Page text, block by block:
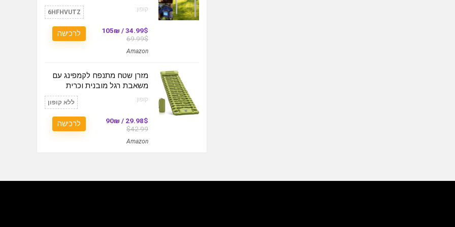
קופון: 6HFHVUTZ
34.99$ / 105₪
69.99$
Amazon
לרכישה
מזרן שטח מתנפח לקמפינג עם
משאבת רגל מובנית וכרית
קופון: ללא קופון
29.98$ / 90₪
$42.99
Amazon
לרכישה